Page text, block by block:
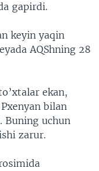
gapirdi.
keyin yaqin
AQShning 28
ekan,
bilan
Buning uchun
zarur.